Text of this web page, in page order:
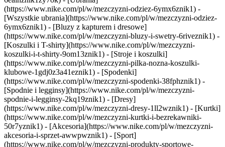
(https://www.nike.com/pl/w/mezczyzni-odziez-6ymx6znik1) -
[Wszystkie ubrania](https://www.nike.com/pl/w/mezczyzni-odziez-
6ymx6znik1) - [Bluzy z kapturem i dresowe]
(https://www.nike.com/pl/w/mezczyzni-bluzy-i-swetry-6riveznik1) -
[Koszulki i T-shirty](https://www.nike.com/pl/w/mezczyzni-
koszulki-i-t-shirty-9om13znik1) - [Stroje i koszulki]
(https://www.nike.com/pl/w/mezczyzni-pilka-nozna-koszulki-
klubowe-1gdj0z3a41eznik1) - [Spodenki]
(https://www.nike.com/pl/w/mezczyzni-spodenki-38fphznik1) -
[Spodnie i legginsy](https://www.nike.com/pl/w/mezczyzni-
spodnie-i-legginsy-2kq19znik1) - [Dresy]
(https://www.nike.com/pl/w/mezczyzni-dresy-1ll2wznik1) - [Kurtki]
(https://www.nike.com/pl/w/mezczyzni-kurtki-i-bezrekawniki-
50r7yznik1) - [Akcesoria](https://www.nike.com/pl/w/mezczyzni-
akcesoria-i-sprzet-awwpwznik1) - [Sport]
(https://www.nike.com/pl/w/mezczyzni-produkty-sportowe-